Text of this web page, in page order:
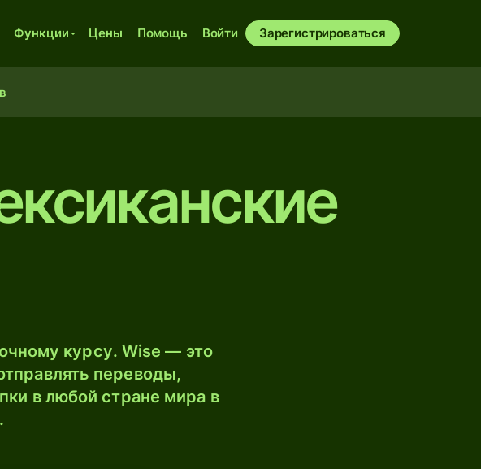
Функции Цены Помощь Войти Зарегистрироваться
курсу. Wise — это
переводы,
в любой стране мира в